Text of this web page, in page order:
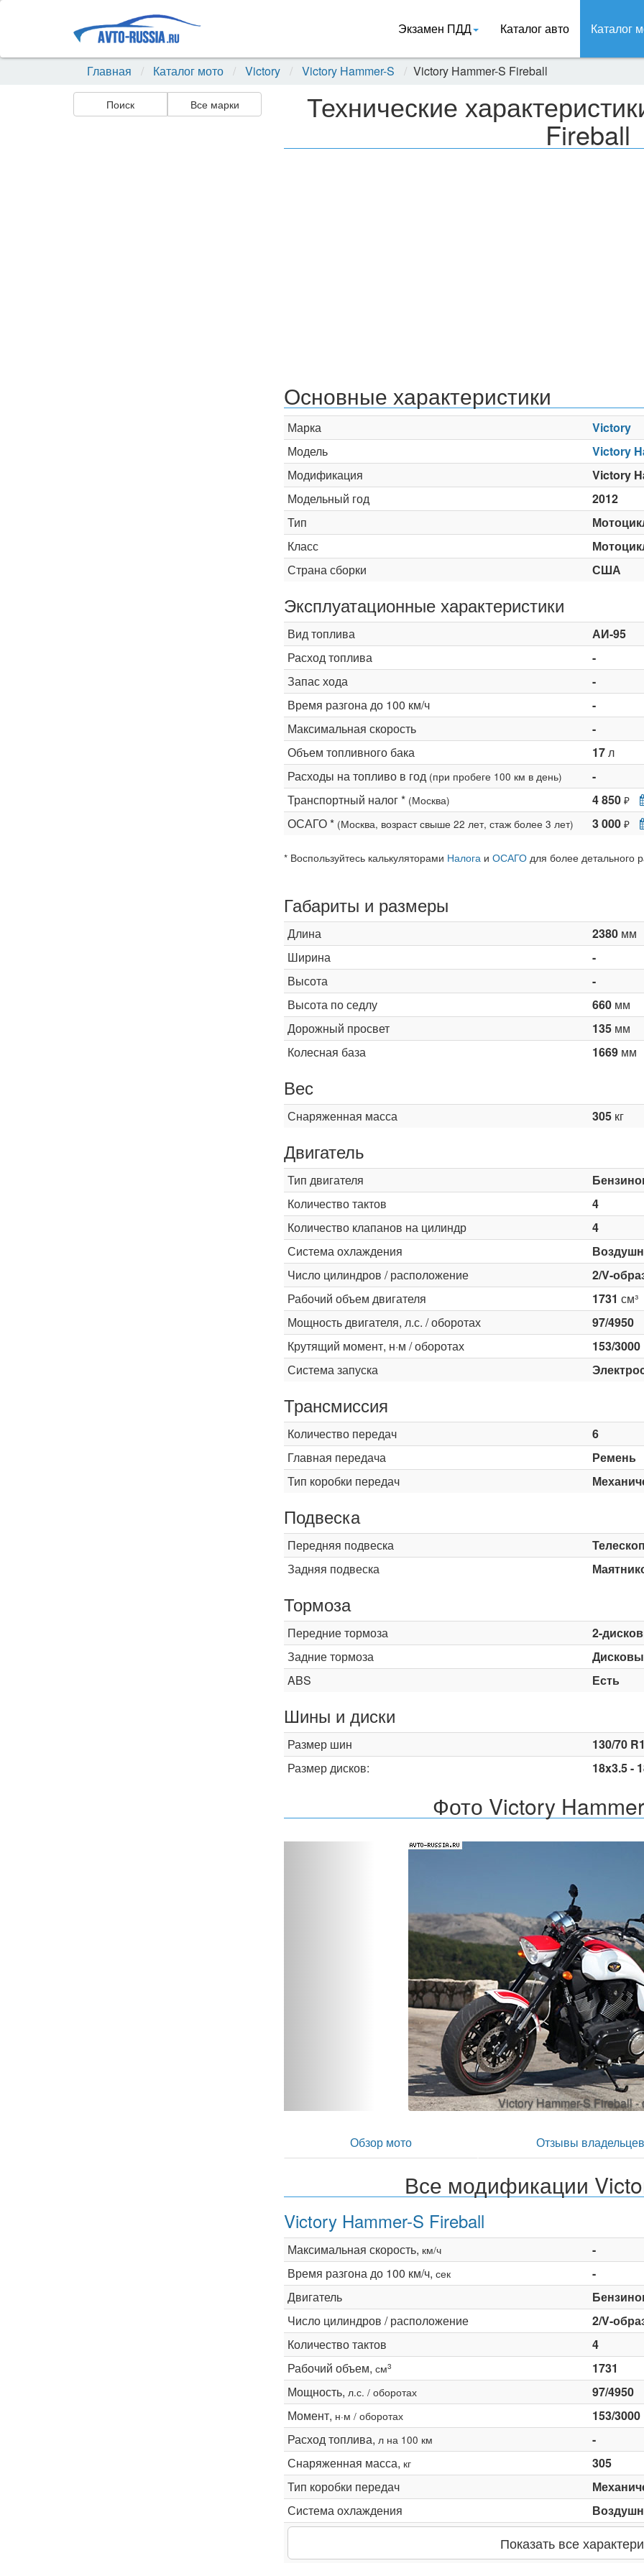
Экзамен ПДД Каталог авто Каталог
Главная Каталог мото Victory Victory Hammer-S Victory Hammer-S Fireball
Поиск Все марки Технические
Fireball
Основные характеристики
Марка
Victory
Модель
Victory
Модификация
Victory
Модельный год
2012
Тип
Класс
Страна сборки
США
Эксплуатационные характеристики
Вид топлива
АИ-95
Расход топлива
-
Запас хода
-
Время разгона до 100 км/ч
-
Максимальная скорость
-
Объем топливного бака
17л
Расходы на топливо в год (при пробеге 100 км в день)
-
Транспортный налог * (Москва) 4 850 ₽
ОСАГО * (Москва, возраст свыше 22 лет, стаж более 3 лет) 3 000 ₽
* Воспользуйтесь калькуляторами Налогаи ОСАГОдля более детального
Габариты и размеры
Длина 2380мм
Ширина
-
Высота
-
Высота по седлу
660мм
Дорожный просвет
135мм
Колесная база
1669мм
Вес
Снаряженная масса 305кг
Двигатель
Тип двигателя
Количество тактов
4
Количество клапанов на цилиндр
4
Система охлаждения
Число цилиндров / расположение
2/V-
Рабочий объем двигателя
1731 см³
Мощность двигателя, л.с. / оборотах
97/4950
Крутящий момент, н·м / оборотах
153/3000
Система запуска
Трансмиссия
Количество передач
6
Главная передача
Ремень
Тип коробки передач
Подвеска
Передняя подвеска
Задняя подвеска
Тормоза
Передние тормоза
2-
Задние тормоза
ABS
Есть
Шины и диски
Размер шин
130/70
Размер дисков:
18x3.5 -
Фото Victory
Обзор мото Отзывы владельцев
Все модификации
Victory Hammer-S Fireball
Максимальная скорость, км/ч
-
Время разгона до 100 км/ч, сек
-
Двигатель
Число цилиндров / расположение
2/V-
Количество тактов
4
Рабочий объем, см3
1731
Мощность, л.с. / оборотах
97/4950
Момент, н·м / оборотах
153/3000
Расход топлива, л на 100 км
-
Снаряженная масса, кг
305
Тип коробки передач
Система охлаждения
Показать все